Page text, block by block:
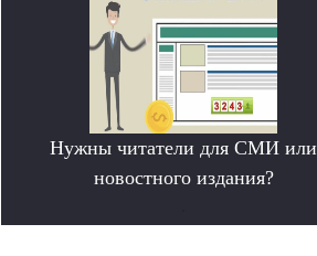
Нужны читатели для СМИ или
новостного издания?